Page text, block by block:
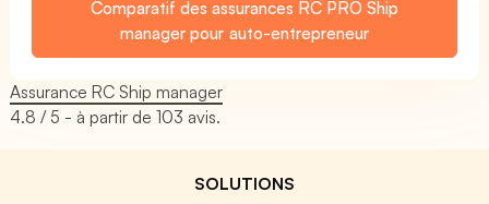
Comparatif des assurances RC PRO Ship
manager pour auto-entrepreneur
Assurance RC Ship manager
4.8 / 5 - à partir de103 avis.
SOLUTIONS